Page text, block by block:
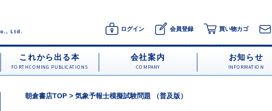
ログイン 会員登録 買い物カゴ
これから出る本
FORTHCOMING PUBLICATIONS
会社案内
COMPANY
お知らせ
INFORMATION
朝倉書店TOP 気象予報士模擬試験問題 （普及版）